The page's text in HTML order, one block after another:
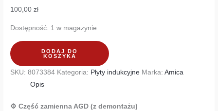
100,00zł
Dostępność: 1 w magazynie
DODAJ DO
KOSZYKA
SKU:8073384 Kategoria: Płyty indukcyjne Marka:Amica
Opis
⚙️ Część zamienna AGD (z demontażu)